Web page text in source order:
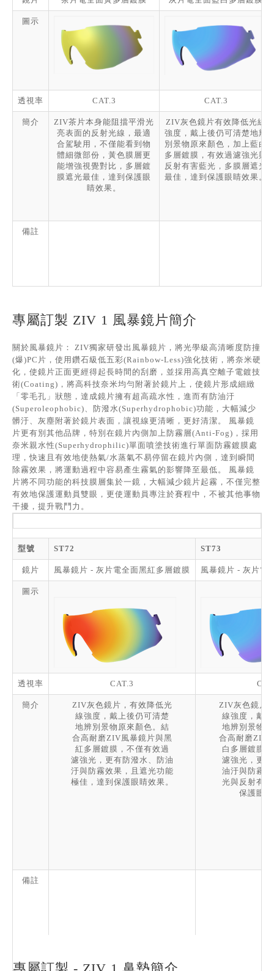
圖示
透視率 CAT.3 CAT.3
簡介
ZIV茶片本身能阻擋平滑光
亮表面的反射光線，最適
合駕駛用，不僅能看到物
體細微部份，黃色膜層更
能增強視覺對比，多層鍍
膜遮光最佳，達到保護眼
睛效果。
ZIV灰色鏡片有效降低光線
強度，戴上後仍可清楚地辨
別景物原來顏色，加上藍白
多層鍍膜，有效過濾強光與
反射有害藍光，多膜層遮光
最佳，達到保護眼睛效果。
備註
專屬訂製 ZIV 1 風暴鏡片簡介
關於風暴鏡片： ZIV獨家研發出風暴鏡片，將光學級高清晰度防撞
(爆)PC片，使用鑽石級低五彩(Rainbow-Less)強化技術，將奈米硬
化，使鏡片正面更經得起長時間的刮磨，並採用高真空離子電鍍技
術(Coating)，將高科技奈米均勻附著於鏡片上，使鏡片形成細緻
「零毛孔」狀態，達成鏡片擁有超高疏水性，進而有防油汙
(Superoleophobic)、防潑水(Superhydrophobic)功能，大幅減少
髒汙、灰塵附著於鏡片表面，讓視線更清晰，更好清潔。 風暴鏡
片更有別其他品牌，特別在鏡片內側加上防霧層(Anti-Fog)，採用
奈米親水性(Superhydrophilic)單面噴塗技術進行單面防霧鍍膜處
理，快速且有效地使熱氣/水蒸氣不易停留在鏡片內側，達到瞬間
除霧效果，將運動過程中容易產生霧氣的影響降至最低。 風暴鏡
片將不同功能的科技膜層集於一鏡，大幅減少鏡片起霧，不僅完整
有效地保護運動員雙眼，更使運動員專注於賽程中，不被其他事物
干擾，提升戰鬥力。
型號 ST72 ST73
鏡片 風暴鏡片 - 灰片電全面黑紅多層鍍膜 風暴鏡片 - 灰片電
圖示
透視率 CAT.3
簡介
ZIV灰色鏡片，有效降低光
線強度，戴上後仍可清楚
地辨別景物原來顏色。結
合高耐磨ZIV風暴鏡片與黑
紅多層鍍膜，不僅有效過
濾強光，更有防潑水、防油
汙與防霧效果，且遮光功能
極佳，達到保護眼睛效果。
ZIV灰色鏡片
線強度，戴
地辨別景物
合高耐磨ZIV
白多層鍍膜
濾強光，更
油汙與防霧
光與反射有
保護眼
備註